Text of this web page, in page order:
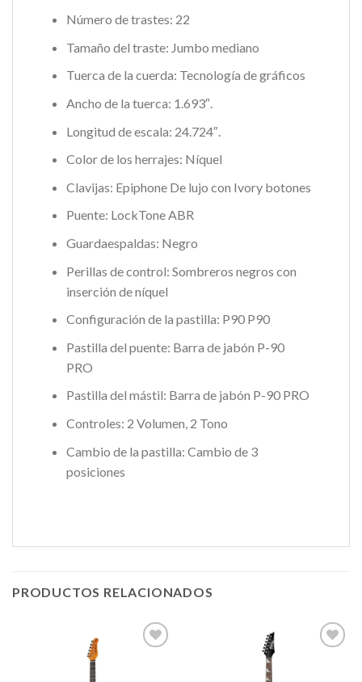
Número de trastes: 22
Tamaño del traste: Jumbo mediano
Tuerca de la cuerda: Tecnología de gráficos
Ancho de la tuerca: 1.693″.
Longitud de escala: 24.724″.
Color de los herrajes: Níquel
Clavijas: Epiphone De lujo con Ivory botones
Puente: LockTone ABR
Guardaespaldas: Negro
Perillas de control: Sombreros negros con
inserción de níquel
Configuración de la pastilla: P90 P90
Pastilla del puente: Barra de jabón P-90
PRO
Pastilla del mástil: Barra de jabón P-90 PRO
Controles: 2 Volumen, 2 Tono
Cambio de la pastilla: Cambio de 3
posiciones
PRODUCTOS RELACIONADOS